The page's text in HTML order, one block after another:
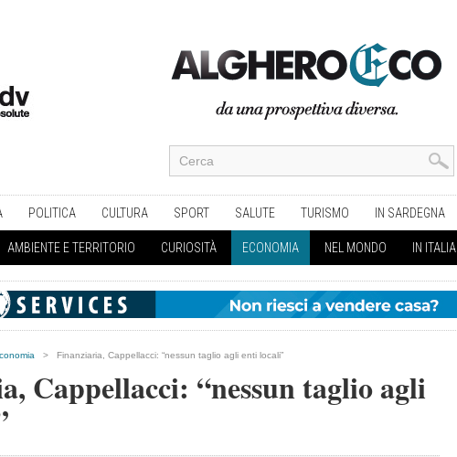
POLITICA CULTURA SPORT SALUTE TURISMO IN SARDEGNA
AMBIENTE E TERRITORIO CURIOSITÀ ECONOMIA NEL MONDO IN ITALIA
> Finanziaria, Cappellacci: “nessun taglio agli enti locali”
Cappellacci: “nessun taglio agli